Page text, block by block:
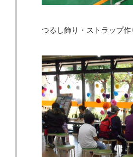
つるし飾り・ストラップ